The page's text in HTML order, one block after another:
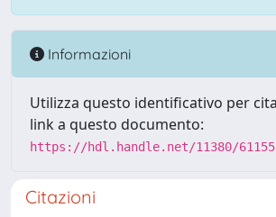
Informazioni
Utilizza questo identificativo per
link a questo documento:
https://hdl.handle.net/11380/
Citazioni